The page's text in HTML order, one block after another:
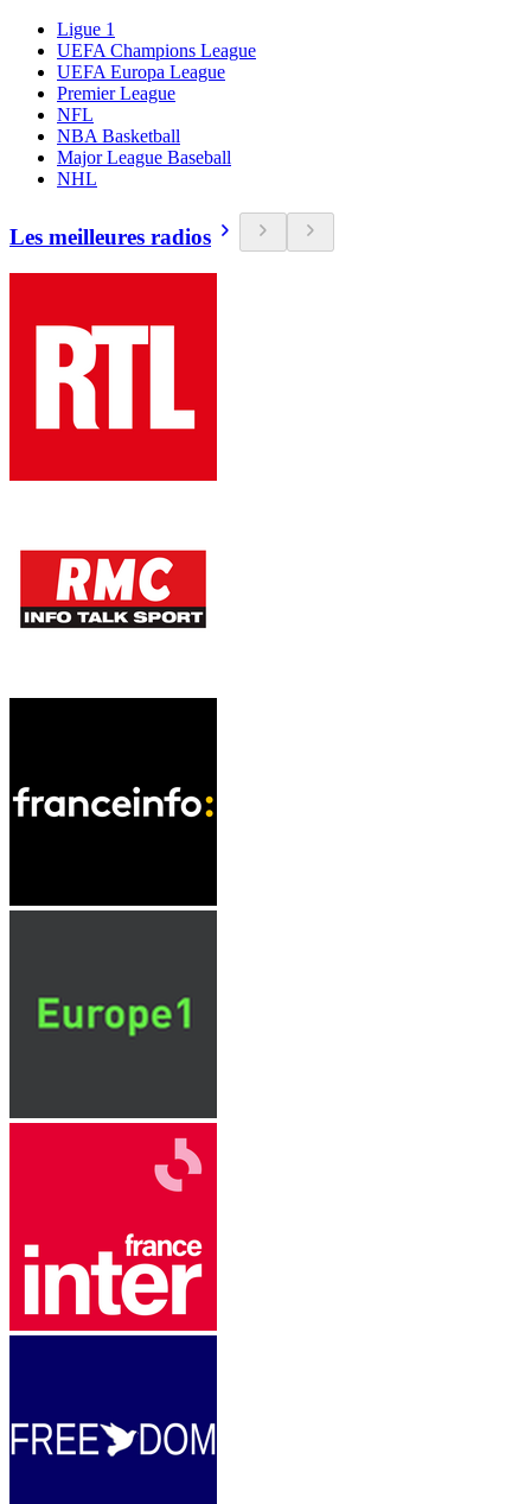
Ligue 1
UEFA Champions League
UEFA Europa League
Premier League
NFL
NBA Basketball
Major League Baseball
NHL
Les meilleures radios